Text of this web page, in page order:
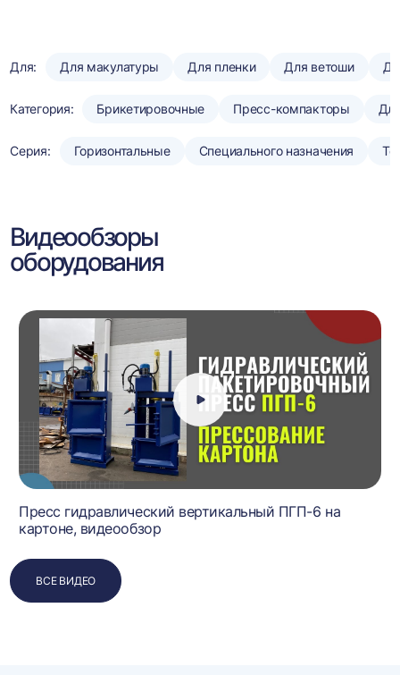
Для: Для макулатуры Для пленки Для ветоши
Категория: Брикетировочные Пресс-компакторы
Серия: Горизонтальные Специального назначения
Видеообзоры
оборудования
Пресс гидравлический вертикальный ПГП-6 на
картоне, видеообзор
ВСЕ ВИДЕО